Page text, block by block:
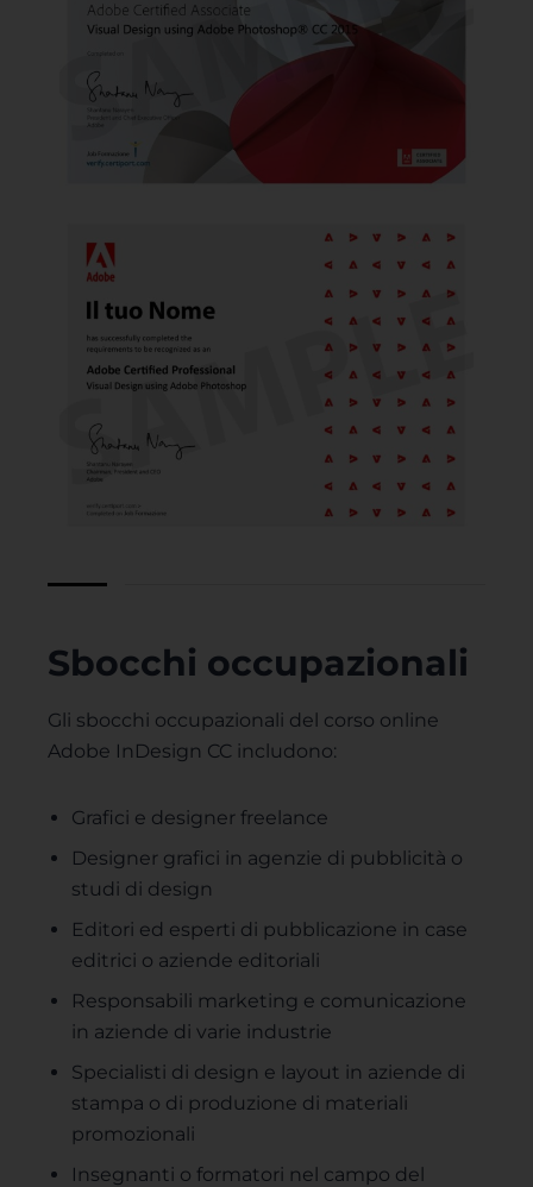
Sbocchi occupazionali
Gli sbocchi occupazionali del corso online
Adobe InDesign CC includono:
Grafici e designer freelance
Designer grafici in agenzie di pubblicità o
studi di design
Editori ed esperti di pubblicazione in case
editrici o aziende editoriali
Responsabili marketing e comunicazione
in aziende di varie industrie
Specialisti di design e layout in aziende di
stampa o di produzione di materiali
promozionali
Insegnanti o formatori nel campo del